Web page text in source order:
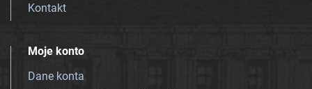
Kontakt
Moje konto
Dane konta